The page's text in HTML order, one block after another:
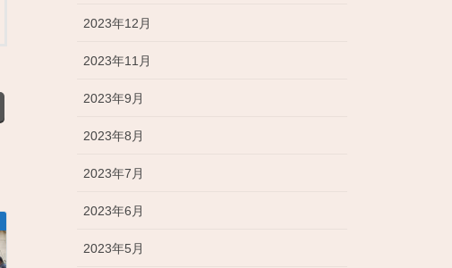
2023年12月
2023年11月
2023年9月
2023年8月
2023年7月
2023年6月
2023年5月